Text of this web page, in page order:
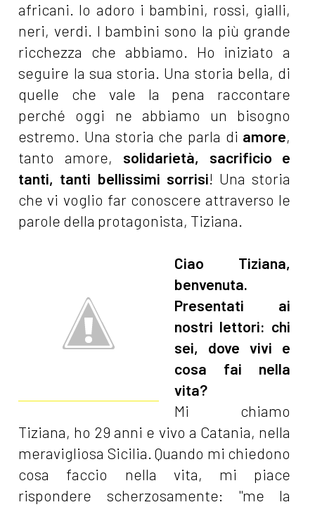
africani. Io adoro i bambini, rossi, gialli,
neri, verdi. I bambini sono la più grande
ricchezza che abbiamo. Ho iniziato a
seguire la sua storia. Una storia bella, di
quelle che vale la pena raccontare
perché oggi ne abbiamo un bisogno
estremo. Una storia che parla di amore,
tanto amore, solidarietà, sacrificio e
tanti, tanti bellissimi sorrisi! Una storia
che vi voglio far conoscere attraverso le
parole della protagonista, Tiziana.
Ciao Tiziana,
benvenuta.
Presentati ai
nostri lettori: chi
sei, dove vivi e
cosa fai nella
vita?
Mi chiamo
Tiziana, ho 29 anni e vivo a Catania, nella
meravigliosa Sicilia. Quando mi chiedono
cosa faccio nella vita, mi piace
rispondere scherzosamente: "me la